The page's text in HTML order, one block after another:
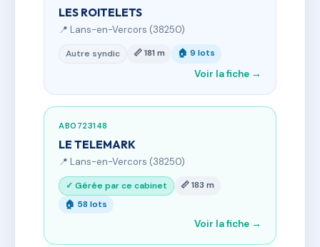
LES ROITELETS
📍 Lans-en-Vercors (38250)
Autre syndic 📏 181 m 🏠 9 lots
Voir la fiche →
AB0723148
LE TELEMARK
📍 Lans-en-Vercors (38250)
✓ Gérée par ce cabinet
📏 183 m
🏠 58 lots
Voir la fiche →